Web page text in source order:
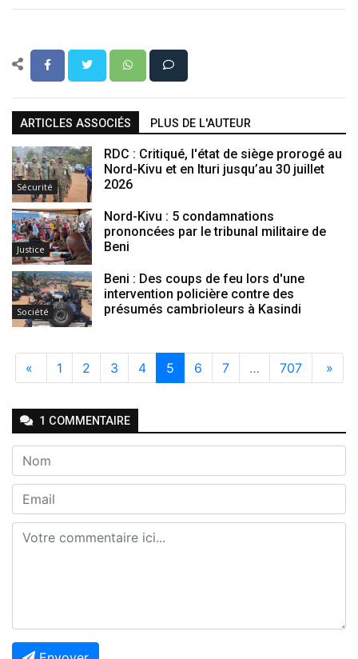
ARTICLES ASSOCIÉS PLUS DE L'AUTEUR
Sécurité
RDC : Critiqué, l'état de siège prorogé au
Nord-Kivu et en Ituri jusqu’au 30 juillet
2026
Justice
Nord-Kivu : 5 condamnations
prononcées par le tribunal militaire de
Beni
Société
Beni : Des coups de feu lors d'une
intervention policière contre des
présumés cambrioleurs à Kasindi
« 1 2 3 4 5 6 7 … 707 »
1 COMMENTAIRE